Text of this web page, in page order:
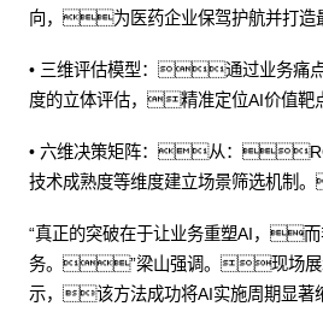
向，为医药企业保驾护航并打
• 三维评估模型：通过业务痛
度的立体评估，精准定位AI价值
• 六维决策矩阵：从：
技术成熟度等维度建立场景筛选机制
“真正的突破在于让业务重塑AI，而
务。”梁山强调。现场展
示，该方法成功将AI实施周期显